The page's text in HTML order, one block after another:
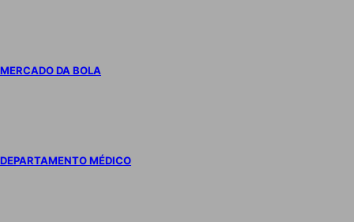
MERCADO DA BOLA
DEPARTAMENTO MÉDICO